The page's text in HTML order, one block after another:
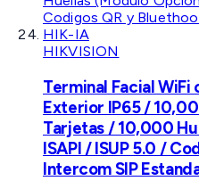
HIKVISION
Terminal Facial
Exterior IP65 /
Tarjetas / 10,000
ISAPI / ISUP 5.0 /
Intercom SIP